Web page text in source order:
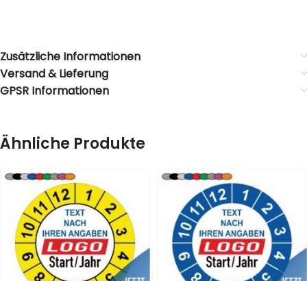
Zusätzliche Informationen
Versand & Lieferung
GPSR Informationen
Ähnliche Produkte